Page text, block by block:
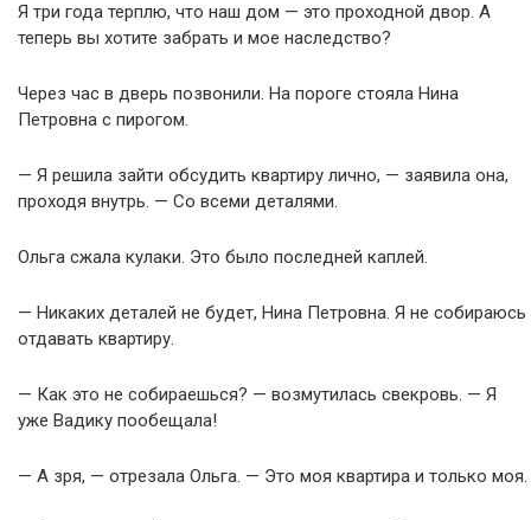
Я три года терплю, что наш дом — это проходной двор. А
теперь вы хотите забрать и мое наследство?
Через час в дверь позвонили. На пороге стояла Нина
Петровна с пирогом.
— Я решила зайти обсудить квартиру лично, — заявила она,
проходя внутрь. — Со всеми деталями.
Ольга сжала кулаки. Это было последней каплей.
— Никаких деталей не будет, Нина Петровна. Я не собираюсь
отдавать квартиру.
— Как это не собираешься? — возмутилась свекровь. — Я
уже Вадику пообещала!
— А зря, — отрезала Ольга. — Это моя квартира и только моя.